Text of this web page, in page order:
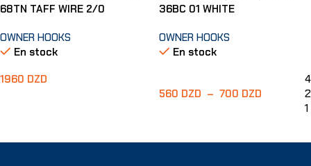
68TN TAFF WIRE 2/0
OWNER HOOKS
En stock
1960 DZD
36BC 01 WHITE
OWNER HOOKS
En stock
560 DZD – 700 DZD
4
2
1